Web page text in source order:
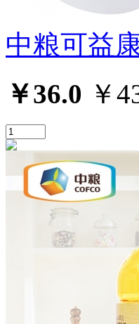
中粮可益
￥36.0 ￥